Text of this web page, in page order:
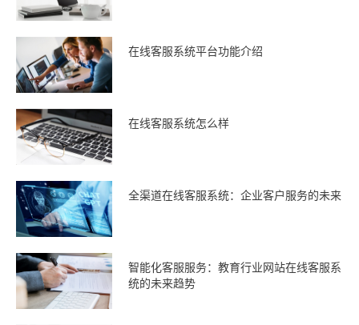
在线客服系统平台功能介绍
在线客服系统怎么样
全渠道在线客服系统：企业客户服务的未来
智能化客服服务：教育行业网站在线客服系
统的未来趋势